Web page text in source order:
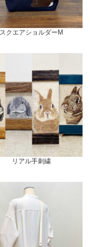
スクエアショルダーM
リアル手刺繍